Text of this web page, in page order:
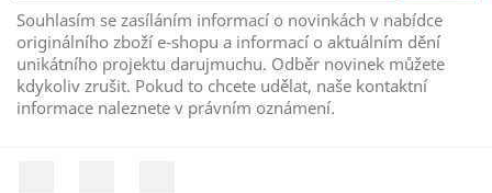
Souhlasím se zasíláním informací o novinkách v nabídce
originálního zboží e-shopu a informací o aktuálním dění
unikátního projektu darujmuchu. Odběr novinek můžete
kdykoliv zrušit. Pokud to chcete udělat, naše kontaktní
informace naleznete v právním oznámení.